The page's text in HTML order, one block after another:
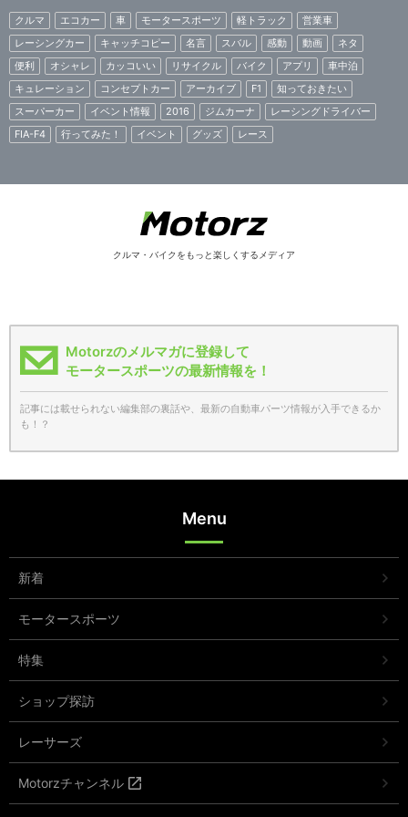
クルマ エコカー 車 モータースポーツ 軽トラック
営業車
レーシングカー
キャッチコピー 名言 スバル 感動 動画
ネタ
便利
オシャレ カッコいい リサイクル バイク アプリ
車中泊
キュレーション
コンセプトカー アーカイブ F1
知っておきたい
スーパーカー
イベント情報 2016 ジムカーナ
レーシングドライバー
FIA-F4
行ってみた！ イベント グッズ レース
クルマ・バイクをもっと楽しくするメディア
Motorzのメルマガに登録して
モータースポーツの最新情報を！
記事には載せられない編集部の裏話や、最新の自動車パーツ情報が入手できるか
も！？
Menu
新着
モータースポーツ
特集
ショップ探訪
レーサーズ
Motorzチャンネル